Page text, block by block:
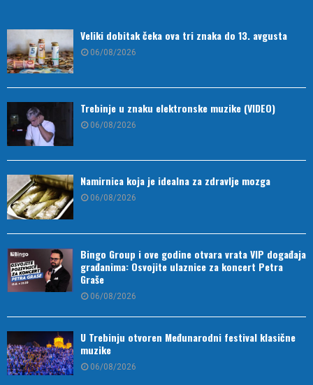
Veliki dobitak čeka ova tri znaka do 13. avgusta
06/08/2026
Trebinje u znaku elektronske muzike (VIDEO)
06/08/2026
Namirnica koja je idealna za zdravlje mozga
06/08/2026
Bingo Group i ove godine otvara vrata VIP događaja
građanima: Osvojite ulaznice za koncert Petra
Graše
06/08/2026
U Trebinju otvoren Međunarodni festival klasične
muzike
06/08/2026